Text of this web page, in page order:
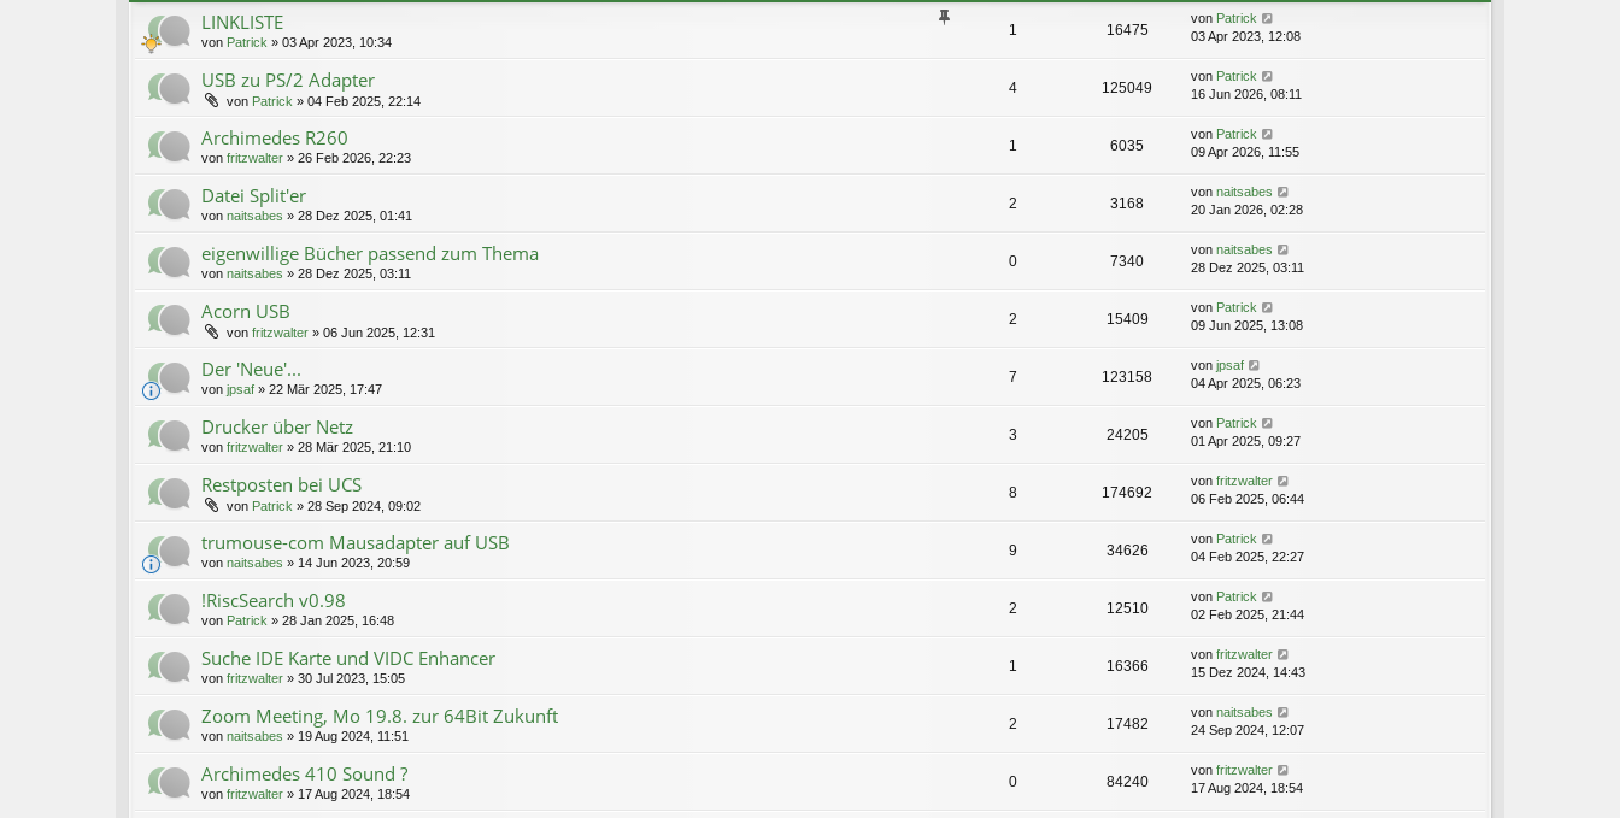
g
t
t
r
B
i
a
LINKLISTE
von Patrick » 03 Apr 2023, 10:34
1 16475
von Patrick
03 Apr 2023, 12:08
USB zu PS/2 Adapter
von Patrick » 04 Feb 2025, 22:14
4 125049
von Patrick
16 Jun 2026, 08:11
Archimedes R260
von fritzwalter » 26 Feb 2026, 22:23
1 6035
von Patrick
09 Apr 2026, 11:55
Datei Split'er
von naitsabes » 28 Dez 2025, 01:41
2 3168
von naitsabes
20 Jan 2026, 02:28
eigenwillige Bücher passend zum Thema
von naitsabes » 28 Dez 2025, 03:11
0 7340
von naitsabes
28 Dez 2025, 03:11
Acorn USB
von fritzwalter » 06 Jun 2025, 12:31
2 15409
von Patrick
09 Jun 2025, 13:08
Der 'Neue'...
von jpsaf » 22 Mär 2025, 17:47
7 123158
von jpsaf
04 Apr 2025, 06:23
Drucker über Netz
von fritzwalter » 28 Mär 2025, 21:10
3 24205
von Patrick
01 Apr 2025, 09:27
Restposten bei UCS
von Patrick » 28 Sep 2024, 09:02
8 174692
von fritzwalter
06 Feb 2025, 06:44
trumouse-com Mausadapter auf USB
von naitsabes » 14 Jun 2023, 20:59
9 34626
von Patrick
04 Feb 2025, 22:27
!RiscSearch v0.98
von Patrick » 28 Jan 2025, 16:48
2 12510
von Patrick
02 Feb 2025, 21:44
Suche IDE Karte und VIDC Enhancer
von fritzwalter » 30 Jul 2023, 15:05
1 16366
von fritzwalter
15 Dez 2024, 14:43
Zoom Meeting, Mo 19.8. zur 64Bit Zukunft
von naitsabes » 19 Aug 2024, 11:51
2 17482
von naitsabes
24 Sep 2024, 12:07
Archimedes 410 Sound ?
von fritzwalter » 17 Aug 2024, 18:54
0 84240
von fritzwalter
17 Aug 2024, 18:54